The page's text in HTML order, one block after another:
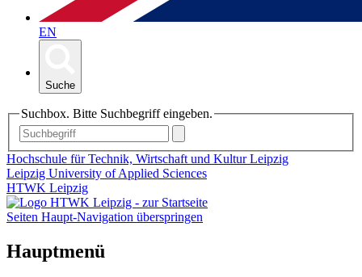
EN
Suche
Suchbox. Bitte Suchbegriff eingeben.
Hochschule für Technik, Wirtschaft und Kultur Leipzig
Leipzig University of Applied Sciences
HTWK Leipzig
Seiten Haupt-Navigation überspringen
Hauptmenü